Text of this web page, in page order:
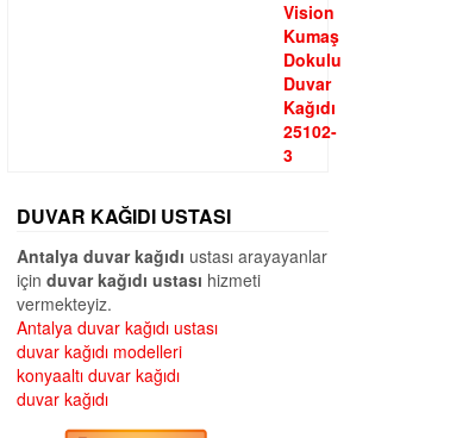
DUVAR KAĞIDI USTASI
Antalya duvar kağıdı ustası arayayanlar
için duvar kağıdı ustası hizmeti
vermekteyiz.
Antalya duvar kağıdı ustası
duvar kağıdı modelleri
konyaaltı duvar kağıdı
duvar kağıdı